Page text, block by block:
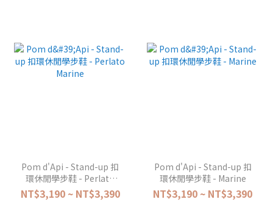
Pom d'Api - Stand-up 扣
環休閒學步鞋 - Perlato
Marine
NT$3,190 ~ NT$3,390
Pom d'Api - Stand-up 扣
環休閒學步鞋 - Marine
NT$3,190 ~ NT$3,390